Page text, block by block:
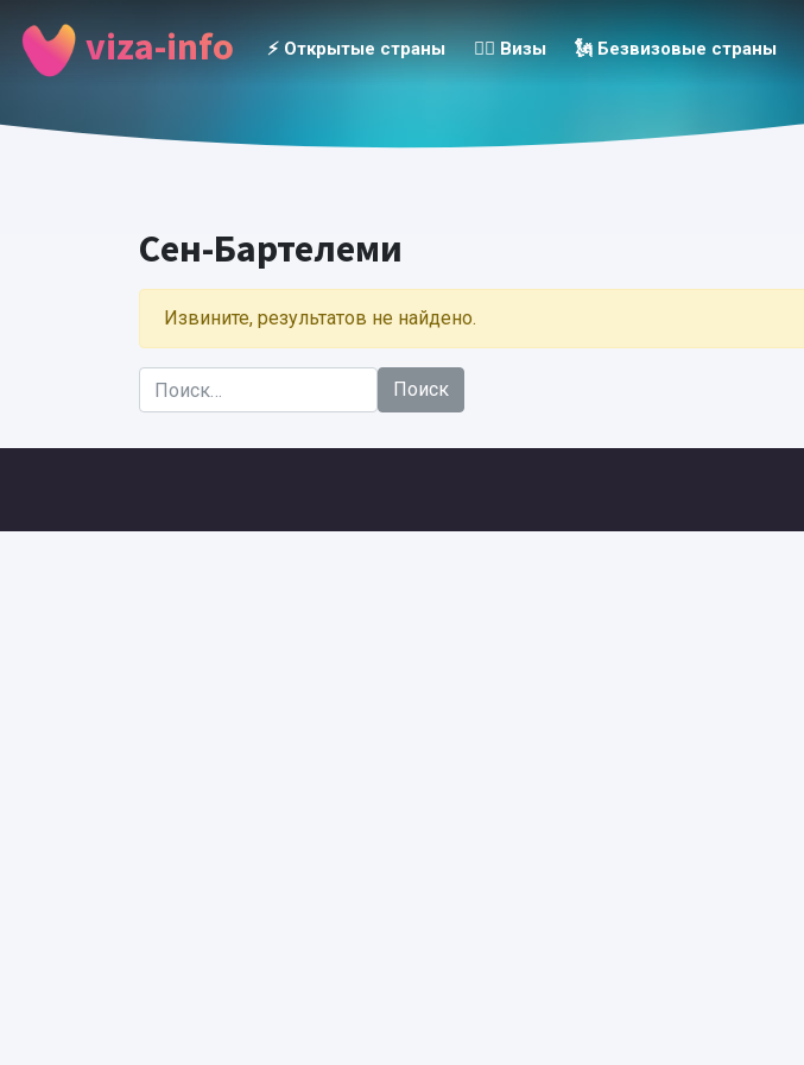
viza-info ⚡️ Открытые страны 👮‍♂️ Визы 🗽 Безвизовые страны
Сен-Бартелеми
Извините, результатов не найдено.